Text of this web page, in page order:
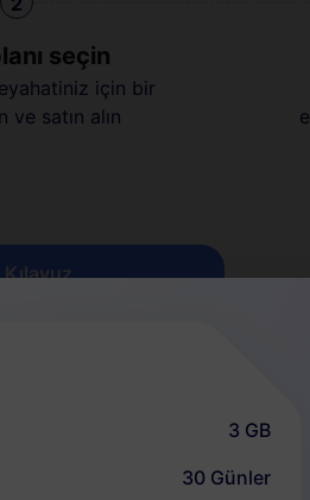
seçin
için bir
ve satın alın
Kılavuz
3 GB
30 Günler